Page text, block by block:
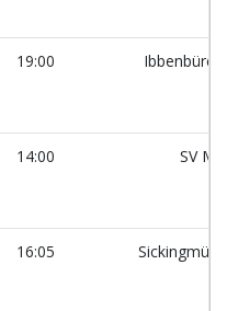
19:00
14:00 SV
16:05